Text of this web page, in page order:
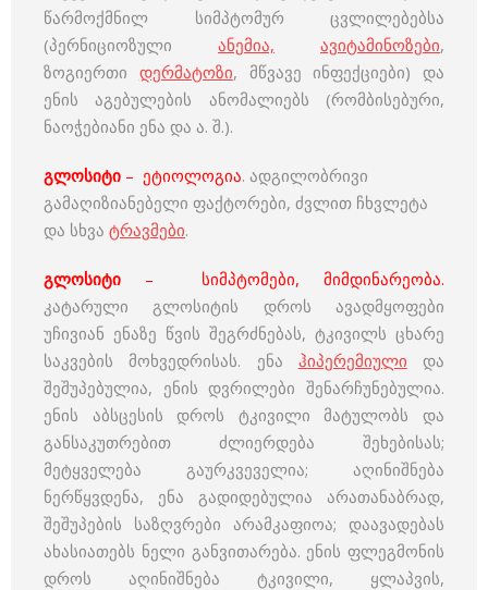
წარმოქმნილ სიმპტომურ ცვლილებებსა
(პერნიციოზული ანემია, ავიტამინოზები,
ზოგიერთი დერმატოზი, მწვავე ინფექციები) და
ენის აგებულების ანომალიებს (რომბისებური,
ნაოჭებიანი ენა და ა. შ.).
გლოსიტი – ეტიოლოგია. ადგილობრივი
გამაღიზიანებელი ფაქტორები, ძვლით ჩხვლეტა
და სხვა ტრავმები.
გლოსიტი –
სიმპტომები, მიმდინარეობა.
კატარული გლოსიტის დროს ავადმყოფები
უჩივიან ენაზე წვის შეგრძნებას, ტკივილს ცხარე
საკვების მოხვედრისას. ენა ჰიპერემიული და
შეშუპებულია, ენის დვრილები შენარჩუნებულია.
ენის აბსცესის დროს ტკივილი მატულობს და
განსაკუთრებით ძლიერდება შეხებისას;
მეტყველება გაურკვეველია; აღინიშნება
ნერწყვდენა, ენა გადიდებულია არათანაბრად,
შეშუპების საზღვრები არამკაფიოა; დაავადებას
ახასიათებს ნელი განვითარება. ენის ფლეგმონის
დროს აღინიშნება ტკივილი, ყლაპვის,